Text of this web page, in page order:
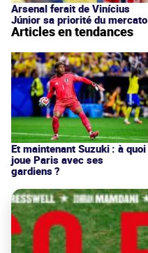
Arsenal ferait de Vinícius
Júnior sa priorité du mercato
Articles en tendances
Et maintenant Suzuki : à quoi
joue Paris avec ses
gardiens ?